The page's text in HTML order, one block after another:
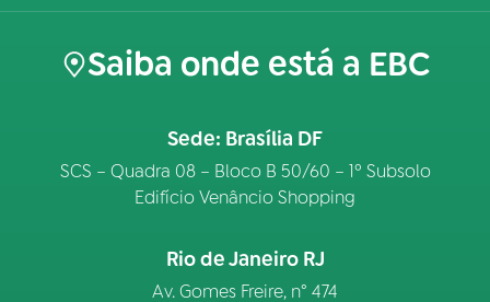
Saiba onde está a EBC
Sede: Brasília DF
SCS – Quadra 08 – Bloco B 50/60 – 1º Subsolo
Edifício Venâncio Shopping
Rio de Janeiro RJ
Av. Gomes Freire, n° 474